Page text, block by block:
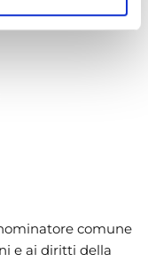
comune
e ai diritti della